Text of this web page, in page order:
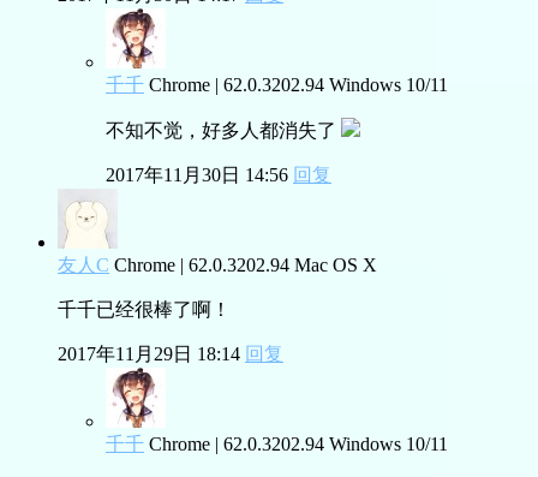
千千 Chrome | 62.0.3202.94 Windows 10/11
不知不觉，好多人都消失了
2017年11月30日 14:56 回复
友人C Chrome | 62.0.3202.94 Mac OS X
千千已经很棒了啊！
2017年11月29日 18:14 回复
千千 Chrome | 62.0.3202.94 Windows 10/11